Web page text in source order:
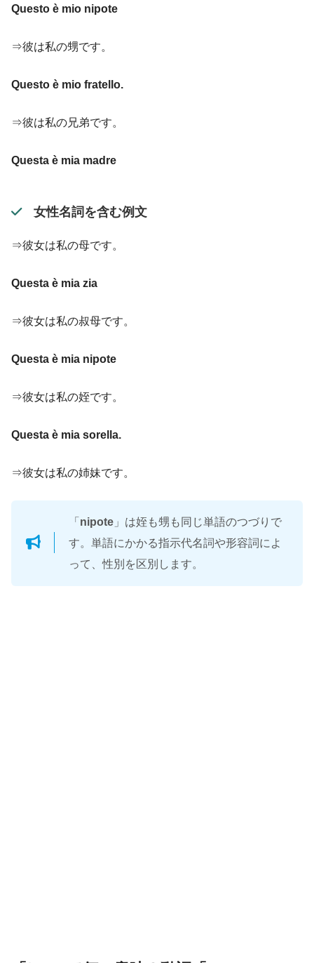
Questo è mio nipote
⇒彼は私の甥です。
Questo è mio fratello.
⇒彼は私の兄弟です。
Questa è mia madre
女性名詞を含む例文
⇒彼女は私の母です。
Questa è mia zia
⇒彼女は私の叔母です。
Questa è mia nipote
⇒彼女は私の姪です。
Questa è mia sorella.
⇒彼女は私の姉妹です。
「 nipote 」は姪も甥も同じ単語のつづりで
す。単語にかかる指示代名詞や形容詞によ
って、性別を区別します。